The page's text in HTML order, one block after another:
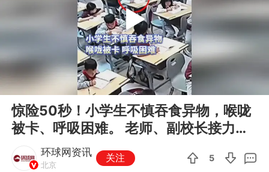
00:00
Play
惊险50秒！小学生不慎吞食异物，喉咙
被卡、呼吸困难。 老师、副校长接力使
用“海姆立克急救法”，成功帮...
环球网资讯
北京
关注 5